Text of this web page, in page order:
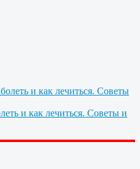
и как лечиться. Советы и